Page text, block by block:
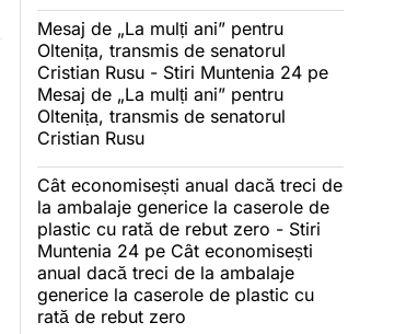
Mesaj de „La mulți ani” pentru
Oltenița, transmis de senatorul
Cristian Rusu - Stiri Muntenia 24 pe
Mesaj de „La mulți ani” pentru
Oltenița, transmis de senatorul
Cristian Rusu
Cât economisești anual dacă treci de
la ambalaje generice la caserole de
plastic cu rată de rebut zero - Stiri
Muntenia 24 pe Cât economisești
anual dacă treci de la ambalaje
generice la caserole de plastic cu
rată de rebut zero